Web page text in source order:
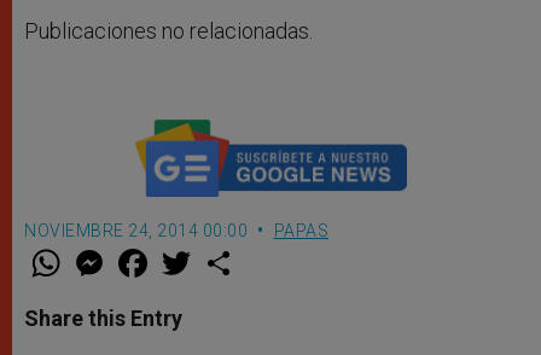
Publicaciones no relacionadas.
NOVIEMBRE 24, 2014 00:00 PAPAS
W
t
s
M
e
s
e
F
a
e
b
w
Share this Entry